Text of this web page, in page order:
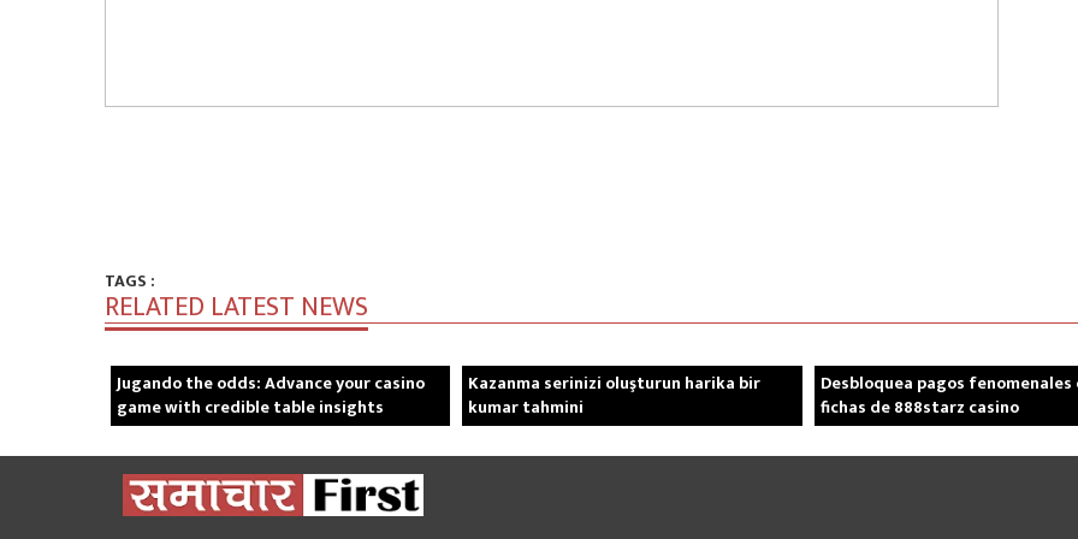
TAGS :
RELATED LATEST NEWS
Jugando the odds: Advance your casino
game with credible table insights
Kazanma serinizi oluşturun harika bir
kumar tahmini
Desbloquea pagos fenomenales
fichas de 888starz casino